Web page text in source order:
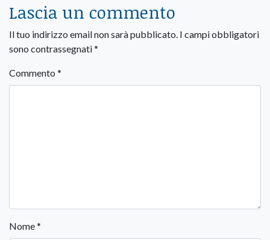
Lascia un commento
Il tuo indirizzo email non sarà pubblicato. I campi obbligatori
sono contrassegnati*
Commento *
Nome*